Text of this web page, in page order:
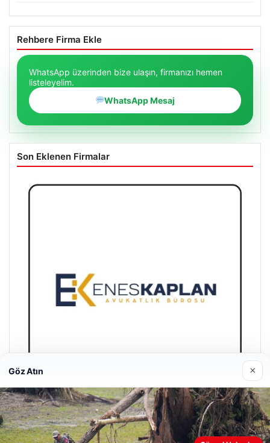
Rehbere Firma Ekle
WhatsApp üzerinden bize ulaşın, firmanızı hemen
listeleyelim.
WhatsApp Mesaj
Son Eklenen Firmalar
Enes Kaplan Avukatlık Bürosu
28/04/2026
Göz Atın ×